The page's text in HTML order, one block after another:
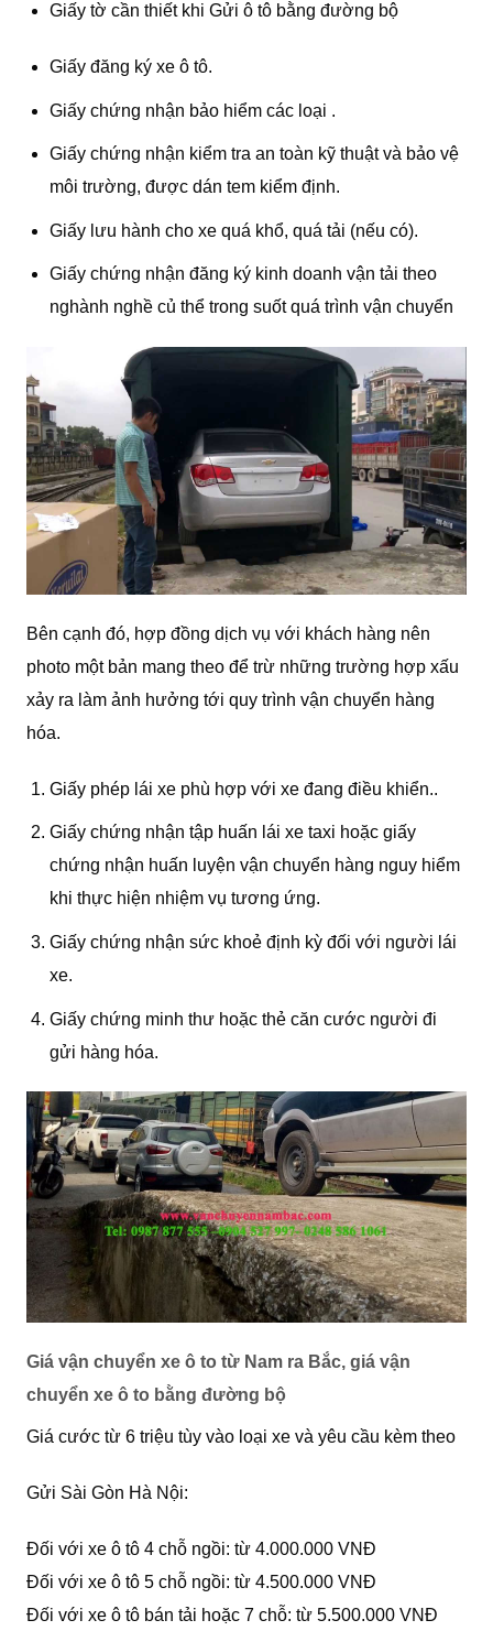
Giấy tờ cần thiết khi Gửi ô tô bằng đường bộ
Giấy đăng ký xe ô tô.
Giấy chứng nhận bảo hiểm các loại .
Giấy chứng nhận kiểm tra an toàn kỹ thuật và bảo vệ
môi trường, được dán tem kiểm định.
Giấy lưu hành cho xe quá khổ, quá tải (nếu có).
Giấy chứng nhận đăng ký kinh doanh vận tải theo
nghành nghề củ thể trong suốt quá trình vận chuyển
Bên cạnh đó, hợp đồng dịch vụ với khách hàng nên
photo một bản mang theo để trừ những trường hợp xấu
xảy ra làm ảnh hưởng tới quy trình vận chuyển hàng
hóa.
Giấy phép lái xe phù hợp với xe đang điều khiển..
Giấy chứng nhận tập huấn lái xe taxi hoặc giấy
chứng nhận huấn luyện vận chuyển hàng nguy hiểm
khi thực hiện nhiệm vụ tương ứng.
Giấy chứng nhận sức khoẻ định kỳ đối với người lái
xe.
Giấy chứng minh thư hoặc thẻ căn cước người đi
gửi hàng hóa.
Giá vận chuyển xe ô to từ Nam ra Bắc, giá vận
chuyển xe ô to bằng đường bộ
Giá cước từ 6 triệu tùy vào loại xe và yêu cầu kèm theo
Gửi Sài Gòn Hà Nội:
Đối với xe ô tô 4 chỗ ngồi: từ 4.000.000 VNĐ
Đối với xe ô tô 5 chỗ ngồi: từ 4.500.000 VNĐ
Đối với xe ô tô bán tải hoặc 7 chỗ: từ 5.500.000 VNĐ